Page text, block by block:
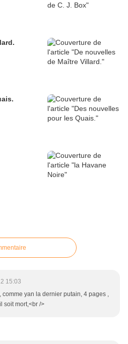
15:03
comme yan la dernier putain, 4 pages ,
soit mort,<br />